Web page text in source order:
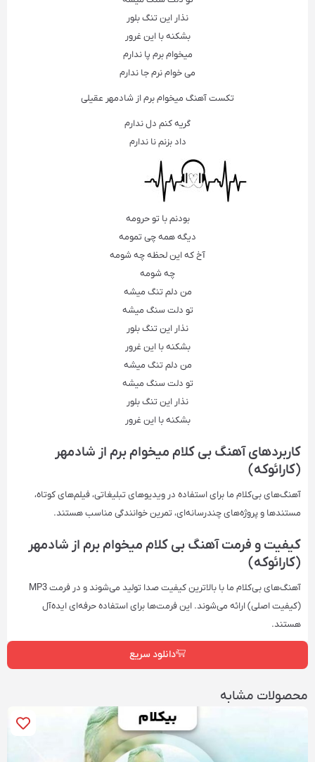
نذار این تنگ بلور
بشکنه با این غرور
میخوام برم پا ندارم
می خوام نرم جا ندارم
تکست آهنگ میخوام برم از شادمهر عقیلی
گریه کنم دل ندارم
داد بزنم نا ندارم
بودنم با تو حرومه
دیگه همه چی تمومه
آخ که این لحظه چه شومه
چه شومه
من دلم تنگ میشه
تو دلت سنگ میشه
نذار این تنگ بلور
بشکنه با این غرور
من دلم تنگ میشه
تو دلت سنگ میشه
نذار این تنگ بلور
بشکنه با این غرور
کاربردهای آهنگ بی کلام میخوام برم از شادمهر
(کارائوکه)
آهنگ‌های بی‌کلام ما برای استفاده در ویدیوهای تبلیغاتی، فیلم‌های کوتاه،
مستندها و پروژه‌های چندرسانه‌ای، تمرین خوانندگی مناسب هستند.
کیفیت و فرمت آهنگ بی کلام میخوام برم از شادمهر
(کارائوکه)
آهنگ‌های بی‌کلام ما با بالاترین کیفیت صدا تولید می‌شوند و در فرمت‌ MP3
(کیفیت اصلی) ارائه می‌شوند. این فرمت‌ها برای استفاده حرفه‌ای ایده‌آل
هستند.
دانلود سریع
محصولات مشابه